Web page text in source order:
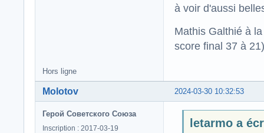
à voir d'aussi
Mathis Galthié à
score final 37 à 21)
Hors ligne
2024-03-30 10:32:53
Molotov
Герой Советского Союза
Inscription : 2017-03-19
letarmo a